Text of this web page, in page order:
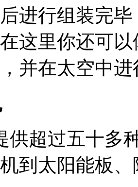
进行组装完
这里你还可
并在太空中
供超过五十多
到太阳能板